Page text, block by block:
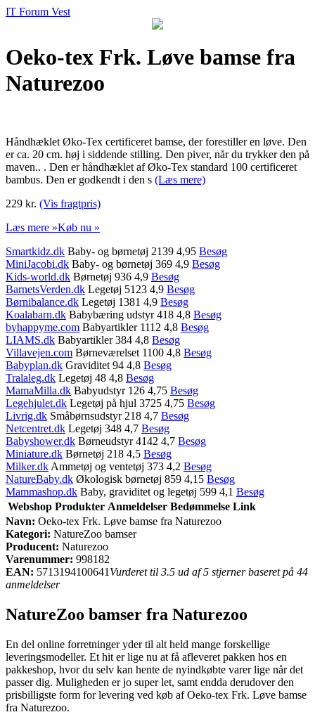
IT Forum Vest
Oeko-tex Frk. Løve bamse fra
Naturezoo
Håndhæklet Øko-Tex certificeret bamse, der forestiller en løve. Den
er ca. 20 cm. høj i siddende stilling. Den piver, når du trykker den på
maven.. . Den er håndhæklet af Øko-Tex standard 100 certificeret
bambus. Den er godkendt i den s (Læs mere)
229 kr. (Vis fragtpris)
Læs mere »Køb nu »
Smartkidz.dk Baby- og børnetøj 2139 4,95 Besøg
MiniJacobi.dk Baby- og børnetøj 369 4,9 Besøg
Kids-world.dk Børnetøj 936 4,9 Besøg
BarnetsVerden.dk Legetøj 5123 4,9 Besøg
Børnibalance.dk Legetøj 1381 4,9 Besøg
Koalabarn.dk Babybæring udstyr 418 4,8 Besøg
byhappyme.com Babyartikler 1112 4,8 Besøg
LIAMS.dk Babyartikler 384 4,8 Besøg
Villavejen.com Børneværelset 1100 4,8 Besøg
Babyplan.dk Graviditet 94 4,8 Besøg
Tralaleg.dk Legetøj 48 4,8 Besøg
MamaMilla.dk Babyudstyr 126 4,75 Besøg
Legehjulet.dk Legetøj på hjul 3725 4,75 Besøg
Livrig.dk Småbørnsudstyr 218 4,7 Besøg
Netcentret.dk Legetøj 348 4,7 Besøg
Babyshower.dk Børneudstyr 4142 4,7 Besøg
Miniature.dk Børnetøj 218 4,5 Besøg
Milker.dk Ammetøj og ventetøj 373 4,2 Besøg
NatureBaby.dk Økologisk børnetøj 859 4,15 Besøg
Mammashop.dk Baby, graviditet og legetøj 599 4,1 Besøg
Webshop Produkter Anmeldelser Bedømmelse Link
Navn: Oeko-tex Frk. Løve bamse fra Naturezoo
Kategori: NatureZoo bamser
Producent: Naturezoo
Varenummer: 998182
EAN: 5713194100641 Vurderet til 3.5 ud af 5 stjerner baseret på 44
anmeldelser
NatureZoo bamser fra Naturezoo
En del online forretninger yder til alt held mange forskellige
leveringsmodeller. Et hit er lige nu at få afleveret pakken hos en
pakkeshop, hvor du selv kan hente de nyindkøbte varer lige når det
passer dig. Muligheden er jo super let, samt endda derudover den
prisbilligste form for levering ved køb af Oeko-tex Frk. Løve bamse
fra Naturezoo.